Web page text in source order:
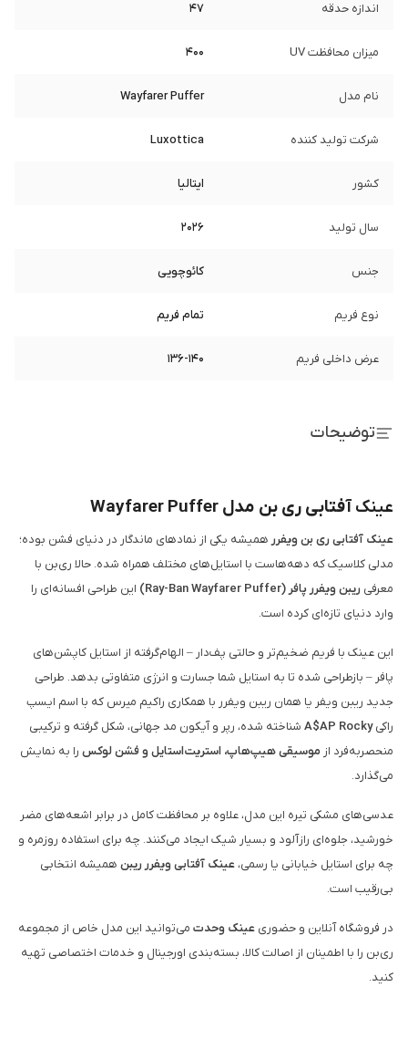
اندازه حدقه 47
میزان محافظت UV 400
نام مدل Wayfarer Puffer
شرکت تولید کننده Luxottica
کشور ایتالیا
سال تولید 2026
جنس کائوچویی
نوع فریم تمام فریم
عرض داخلی فریم 136-140
توضیحات
عینک آفتابی ری ‌بن مدل Wayfarer Puffer
عینک آفتابی ری ‌بن ویفرر همیشه یکی از نمادهای ماندگار در دنیای فشن بوده؛
مدلی کلاسیک که دهه‌هاست با استایل‌های مختلف همراه شده. حالا ری‌بن با
معرفی ریبن ویفرر پافر (Ray-Ban Wayfarer Puffer)
این طراحی افسانه‌ای را
وارد دنیای تازه‌ای کرده است.
این عینک با فریم ضخیم‌تر و حالتی پف‌دار – الهام‌گرفته از استایل کاپشن‌های
پافر – بازطراحی شده تا به استایل شما جسارت و انرژی متفاوتی بدهد. طراحی
جدید ریبن ویفر یا همان ریبن ویفرر با همکاری راکیم میرس که با اسم ایسپ
راکیA$AP Rocky شناخته شده، رپر و آیکون مد جهانی، شکل گرفته و ترکیبی
منحصربه‌فرد از موسیقی هیپ‌هاپ، استریت‌استایل و فشن لوکس را به نمایش
می‌گذارد.
عدسی‌های مشکی تیره این مدل، علاوه بر محافظت کامل در برابر اشعه‌های مضر
خورشید، جلوه‌ای رازآلود و بسیار شیک ایجاد می‌کنند. چه برای استفاده روزمره و
چه برای استایل خیابانی یا رسمی،عینک آفتابی ویفرر ریبن همیشه انتخابی
بی‌رقیب است.
در فروشگاه آنلاین و حضوری عینک وحدت می‌توانید این مدل خاص از مجموعه
ری‌بن را با اطمینان از اصالت کالا، بسته‌بندی اورجینال و خدمات اختصاصی تهیه
کنید.